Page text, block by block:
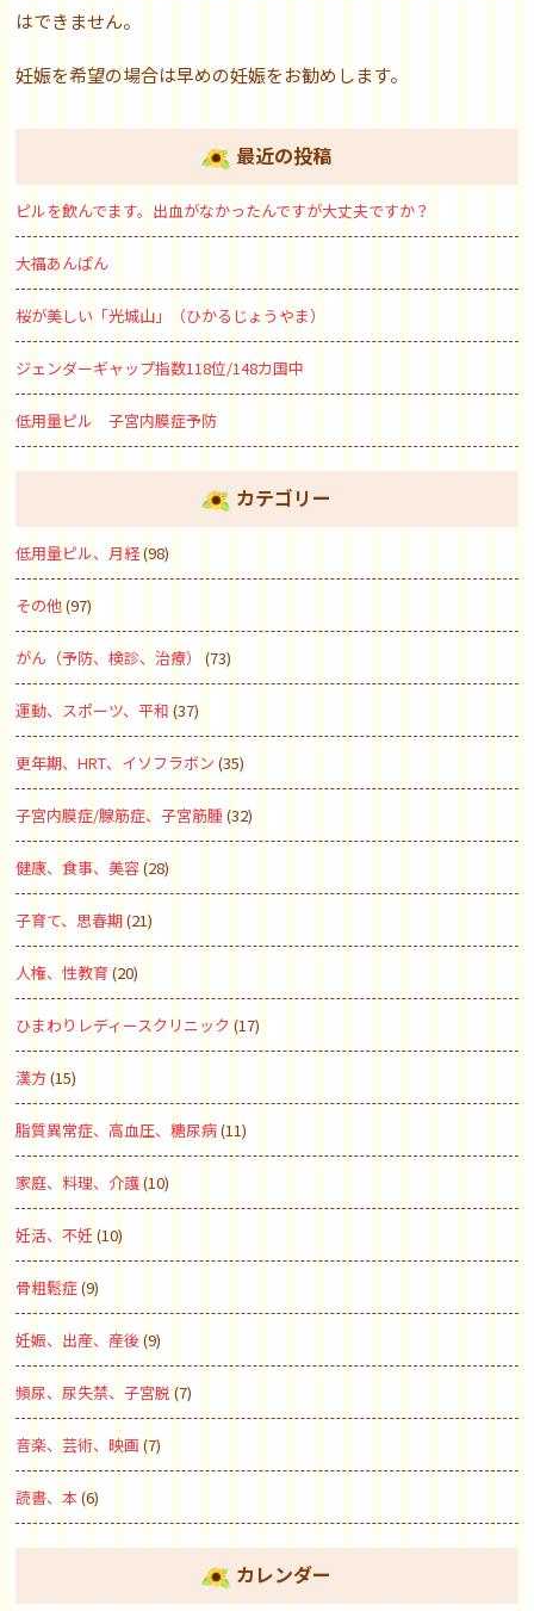
はできません。
妊娠を希望の場合は早めの妊娠をお勧めします。
最近の投稿
ピルを飲んでます。出血がなかったんですが大丈夫ですか？
大福あんぱん
桜が美しい「光城山」（ひかるじょうやま）
ジェンダーギャップ指数118位/148カ国中
低用量ピル 子宮内膜症予防
カテゴリー
低用量ピル、月経(98)
その他(97)
がん（予防、検診、治療） (73)
運動、スポーツ、平和 (37)
更年期、HRT、イソフラボン (35)
子宮内膜症/腺筋症、子宮筋腫 (32)
健康、食事、美容(28)
子育て、思春期(21)
人権、性教育(20)
ひまわりレディースクリニック (17)
漢方(15)
脂質異常症、高血圧、糖尿病(11)
家庭、料理、介護(10)
妊活、不妊(10)
骨粗鬆症(9)
妊娠、出産、産後(9)
頻尿、尿失禁、子宮脱 (7)
音楽、芸術、映画(7)
読書、本(6)
カレンダー